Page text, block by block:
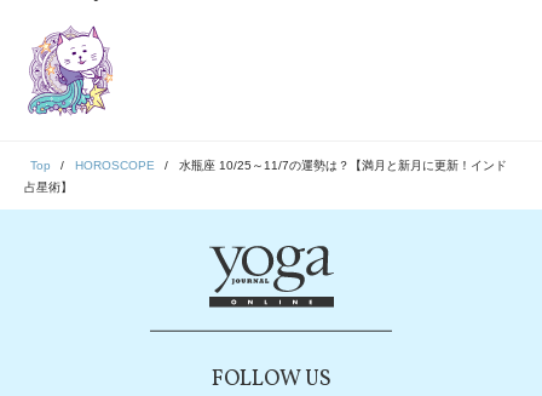
Top HOROSCOPE
水瓶座 10/25～11/7の運勢は？【満月と新月に更新！インド
占星術】
FOLLOW US